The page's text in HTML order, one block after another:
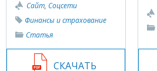
Сайт, Соцсети
Финансы и страхование
Статья
СКАЧАТЬ